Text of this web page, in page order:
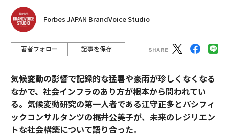
Forbes JAPAN BrandVoice Studio
著者フォロー 記事を保存
気候変動の影響で記録的な猛暑や豪雨が珍しくなくなる
なかで、社会インフラのあり方が根本から問われてい
る。気候変動研究の第一人者である江守正多とパシフィ
ックコンサルタンツの梶井公美子が、未来のレジリエン
トな社会構築について語り合った。